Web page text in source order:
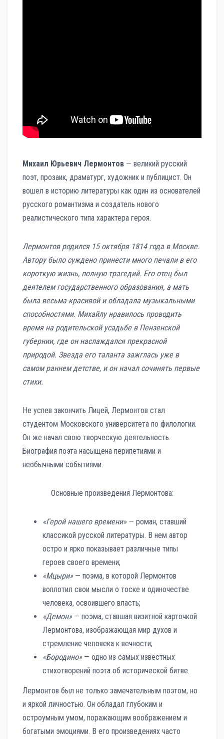
Михаил Юрьевич Лермонтов — великий русский
поэт, прозаик, драматург, художник и публицист. Он
вошел в историю литературы как один из основателей
русского романтизма и создатель нового
реалистического типа характера героя.
Лермонтов родился 15 октября 1814 года в Москве.
Автору было суждено принести много печали в его
короткую жизнь, полную трагедий. Его отец был
деятелем государственного образования, а мать
была весьма красивой и обладала музыкальными
способностями. Михайлу нравилось проводить
время на родительской усадьбе в Пензенской
губернии, где он наслаждался прекрасной
природой. Звезда его таланта зажглась уже в
самом раннем детстве, и он начал сочинять первые
стихи.
Не успев закончить Лицей, Лермонтов стал
студентом Московского университета по филологии.
Он же начал свою творческую деятельность.
Биография поэта насыщена перипетиями и
необычными событиями.
Основные произведения Лермонтова:
«Герой нашего времени» — роман, ставший
классикой русской литературы. В нем автор
остро и ярко показывает различные типы
героев своего времени;
«Мцыри» — поэма, в которой Лермонтов
воплотил свои мысли о тоске и одиночестве
человека, освоившего власть;
«Демон» — поэма, ставшая визитной карточкой
Лермонтова, изображающая мир духов и
стремление человека к вечности;
«Бородино» — одно из самых известных
стихотворений поэта об исторической битве.
Лермонтов был не только замечательным поэтом, но
и яркой личностью. Он обладал глубоким и
остроумным умом, поражающим воображением и
богатыми эмоциями. В его произведениях часто